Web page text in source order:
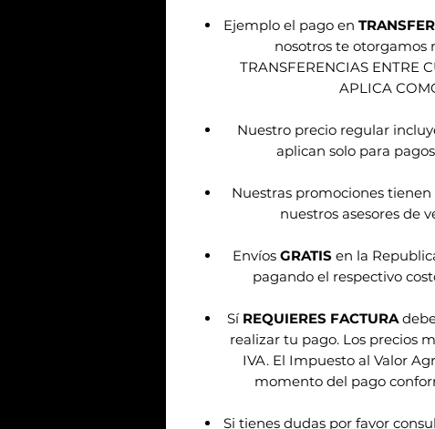
Ejemplo el pago en
nosotros te otorgamos
TRANSFERENCIAS ENTRE
APLICA
Nuestro precio regular
aplican solo para
Nuestras promociones
nuestros asesores de
EnvíosGRATIS en la
pagando el respectivo
Sí REQUIERES FACTURA
realizar tu pago. Los precios
IVA. El Impuesto al Valor
momento del pago
Si tienes dudas por favor